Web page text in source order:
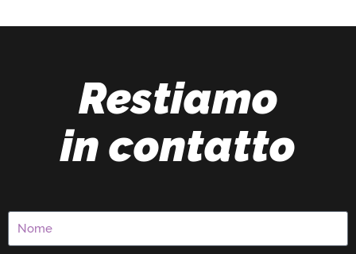
Restiamo
in contatto